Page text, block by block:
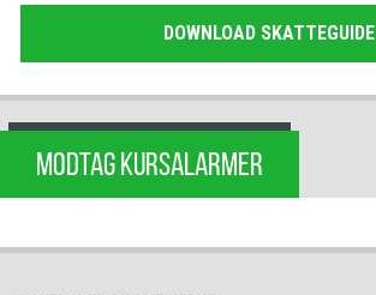
DOWNLOAD SKATTEGUIDE
MODTAG KURSALARMER